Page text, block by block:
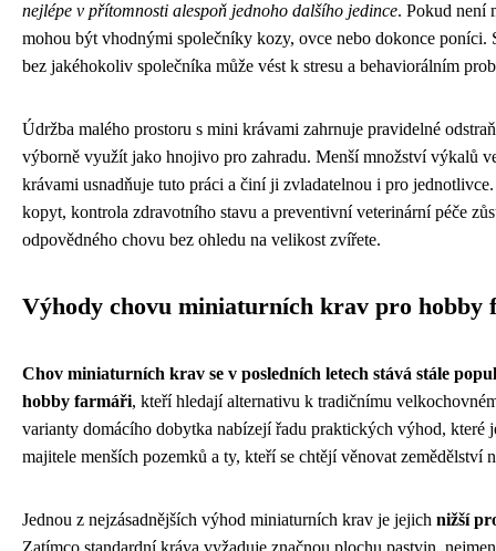
nejlépe v přítomnosti alespoň jednoho dalšího jedince. Pokud není
mohou být vhodnými společníky kozy, ovce nebo dokonce poníci.
bez jakéhokoliv společníka může vést k stresu a behaviorálním
Údržba malého prostoru s mini krávami zahrnuje pravidelné
výborně využít jako hnojivo pro zahradu. Menší množství výkalů
krávami usnadňuje tuto práci a činí ji zvladatelnou i pro
kopyt, kontrola zdravotního stavu a preventivní veterinární péče
odpovědného chovu bez ohledu na velikost zvířete.
Výhody chovu miniaturních krav pro hobby
Chov miniaturních krav se v posledních letech stává stále
hobby farmáři, kteří hledají alternativu k tradičnímu
varianty domácího dobytka nabízejí řadu praktických výhod, které
majitele menších pozemků a ty, kteří se chtějí věnovat zemědělství
Jednou z nejzásadnějších výhod miniaturních krav je jejich nižší